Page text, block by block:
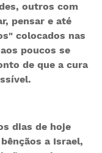
outros com
pensar e até
colocados nas
poucos se
de que a cura
dias de hoje
a Israel,